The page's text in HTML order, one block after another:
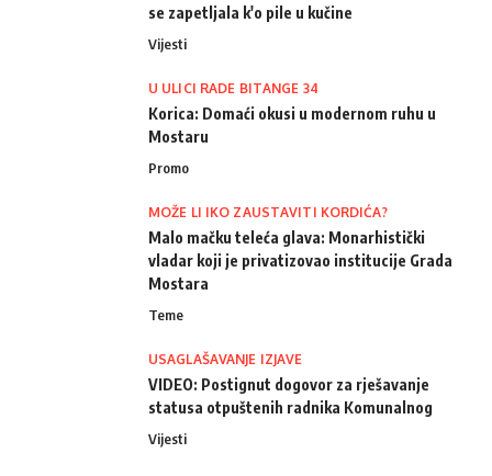
se zapetljala k'o pile u kučine
Vijesti
U ULICI RADE BITANGE 34
Korica: Domaći okusi u modernom ruhu u
Mostaru
Promo
MOŽE LI IKO ZAUSTAVITI KORDIĆA?
Malo mačku teleća glava: Monarhistički
vladar koji je privatizovao institucije Grada
Mostara
Teme
USAGLAŠAVANJE IZJAVE
VIDEO: Postignut dogovor za rješavanje
statusa otpuštenih radnika Komunalnog
Vijesti